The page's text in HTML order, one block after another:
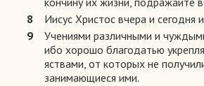
8
Иисус Христос вчера и сегодня
9
Учениями различными и
ибо хорошо благодатью
яствами, от которых не
занимающиеся ими.